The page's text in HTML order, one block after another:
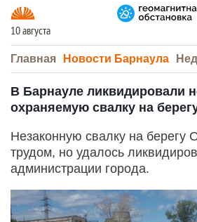
10 августа
Главная Новости Барнаула
В Барнауле ликвидировали
охраняемую свалку на
Незаконную свалку на берегу
трудом, но удалось
администрации города.